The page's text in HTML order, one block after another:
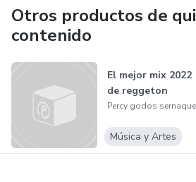
Otros productos de
contenido
El mejor mix 2022
de reggeton
Percy godos sernaque
Música y Artes